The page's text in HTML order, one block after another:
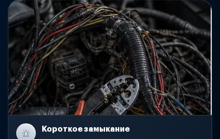
Короткое замыкание